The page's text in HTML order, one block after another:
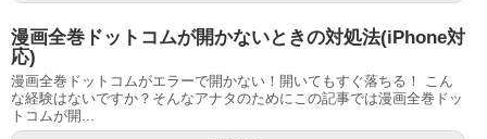
漫画全巻ドットコムが開かないときの対処法(iPhone対
応)
漫画全巻ドットコムがエラーで開かない！開いてもすぐ落ちる！ こん
な経験はないですか？そんなアナタのためにこの記事では漫画全巻ドッ
トコムが開...